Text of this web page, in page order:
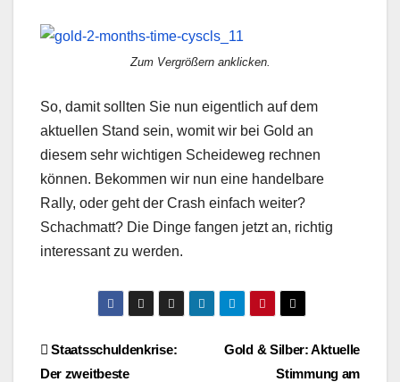
Zum Vergrößern anklicken.
So, damit sollten Sie nun eigentlich auf dem
aktuellen Stand sein, womit wir bei Gold an
diesem sehr wichtigen Scheideweg rechnen
können. Bekommen wir nun eine handelbare
Rally, oder geht der Crash einfach weiter?
Schachmatt? Die Dinge fangen jetzt an, richtig
interessant zu werden.
BeitragsnavigationGold & Silber: Aktuelle
Stimmung am
Staatsschuldenkrise:
Der zweitbeste